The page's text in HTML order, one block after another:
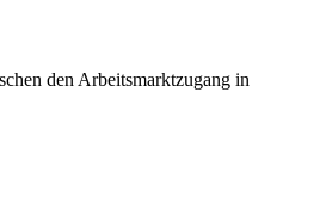
den Arbeitsmarktzugang in